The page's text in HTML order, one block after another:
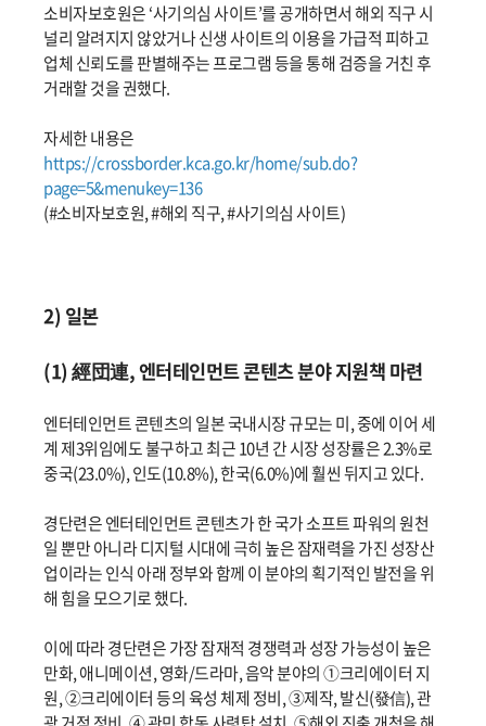
소비자보호원은 ‘사기의심 사이트’를 공개하면서 해외 직구 시
널리 알려지지 않았거나 신생 사이트의 이용을 가급적 피하고
업체 신뢰도를 판별해주는 프로그램 등을 통해 검증을 거친 후
거래할 것을 권했다.
자세한 내용은
https://crossborder.kca.go.kr/home/sub.do?
page=5&menukey=136
(#소비자보호원, #해외 직구, #사기의심 사이트)
2) 일본
(1) 經団連, 엔터테인먼트 콘텐츠 분야 지원책 마련
엔터테인먼트 콘텐츠의 일본 국내시장 규모는 미, 중에 이어 세
계 제3위임에도 불구하고 최근 10년 간 시장 성장률은 2.3%로
중국(23.0%), 인도(10.8%), 한국(6.0%)에 훨씬 뒤지고 있다.
경단련은 엔터테인먼트 콘텐츠가 한 국가 소프트 파워의 원천
일 뿐만 아니라 디지털 시대에 극히 높은 잠재력을 가진 성장산
업이라는 인식 아래 정부와 함께 이 분야의 획기적인 발전을 위
해 힘을 모으기로 했다.
이에 따라 경단련은 가장 잠재적 경쟁력과 성장 가능성이 높은
만화, 애니메이션, 영화/드라마, 음악 분야의 ①크리에이터 지
원, ②크리에이터 등의 육성 체제 정비, ③제작, 발신(發信), 관